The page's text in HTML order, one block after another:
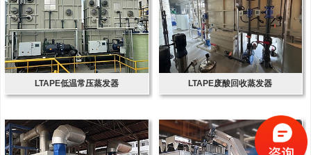
LTAPE低温常压蒸发器 LTAPE废酸回收蒸发器